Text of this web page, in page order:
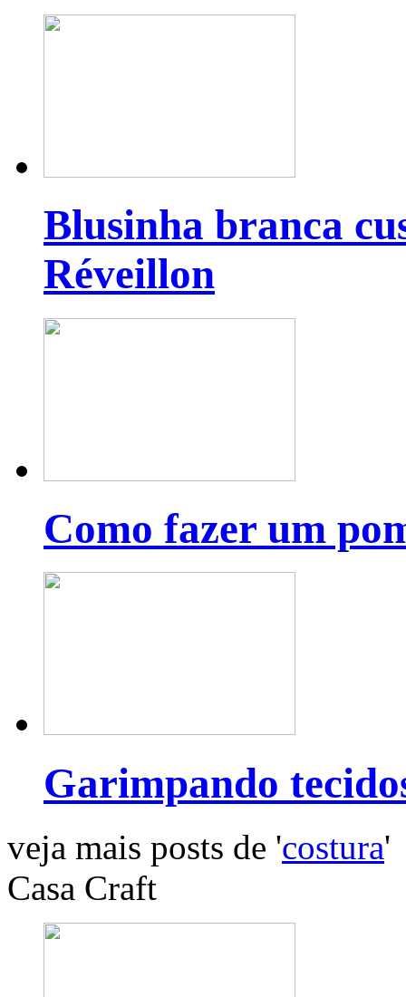
Blusinha branca
Réveillon
Como fazer um
Garimpando
veja mais posts de 'costura'
Casa Craft